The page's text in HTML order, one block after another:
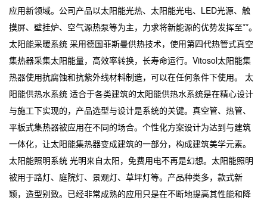
应用新领域。公司产品以太阳能光热、太阳能光电、LED光源、触
摸屏、壁挂炉、空气源热泵等为主，力求将新能源的优势发挥至**。
太阳能采暖系统 采用德国菲斯曼供热技术，使用第四代热管式真空
集热器采集太阳能量，高效率转换，长寿命运行。Vitosol太阳能集
热器使用抗腐蚀和抗紫外线材料制造，可以在任何条件下使用。 太
阳能供热水系统 适合于各类建筑的太阳能供热水系统是在精心设计
与施工下实现的，产品选型与设计是系统的关键。真空管、热管、
平板式集热器被应用在不同的场合。个性化方案设计为达到与建筑
一体化，让太阳能集热器变成建筑的一部分，构成建筑美学元素。
太阳能照明系统 光明来自太阳，免费用电不再是幻想。太阳能照明
被用于路灯、庭院灯、景观灯、草坪灯等。产品种类多，款式新
颖，造型别致。已经非常成熟的应用只是在不断地提高其性能和降